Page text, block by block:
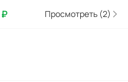
₽ Просмотреть (2)